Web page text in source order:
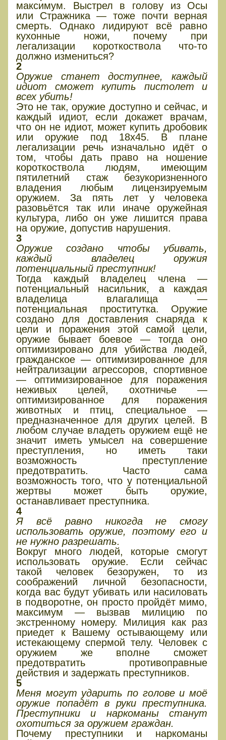
максимум. Выстрел в голову из Осы
или Стражника — тоже почти верная
смерть. Однако лидируют всё равно
кухонные ножи, почему при
легализации короткоствола что-то
должно измениться?
2
Оружие станет доступнее, каждый
идиот сможет купить пистолет и
всех убить!
Это не так, оружие доступно и сейчас, и
каждый идиот, если докажет врачам,
что он не идиот, может купить дробовик
или оружие под 18х45. В плане
легализации речь изначально идёт о
том, чтобы дать право на ношение
короткоствола людям, имеющим
пятилетний стаж безукоризненного
владения любым лицензируемым
оружием. За пять лет у человека
разовьётся так или иначе оружейная
культура, либо он уже лишится права
на оружие, допустив нарушения.
3
Оружие создано чтобы убивать,
каждый владелец оружия
потенциальный преступник!
Тогда каждый владелец члена —
потенциальный насильник, а каждая
владелица влагалища —
потенциальная проститутка. Оружие
создано для доставления снаряда к
цели и поражения этой самой цели,
оружие бывает боевое — тогда оно
оптимизировано для убийства людей,
гражданское — оптимизированное для
нейтрализации агрессоров, спортивное
— оптимизированное для поражения
неживых целей, охотничье —
оптимизированное для поражения
животных и птиц, специальное —
предназначенное для других целей. В
любом случае владеть оружием ещё не
значит иметь умысел на совершение
преступления, но иметь таки
возможность преступление
предотвратить. Часто сама
возможность того, что у потенциальной
жертвы может быть оружие,
останавливает преступника.
4
Я всё равно никогда не смогу
использовать оружие, поэтому его и
не нужно разрешать.
Вокруг много людей, которые смогут
использовать оружие. Если сейчас
такой человек безоружен, то из
соображений личной безопасности,
когда вас будут убивать или насиловать
в подворотне, он просто пройдёт мимо,
максимум — вызвав милицию по
экстренному номеру. Милиция как раз
приедет к Вашему остывающему или
истекающему спермой телу. Человек с
оружием же вполне сможет
предотвратить противоправные
действия и задержать преступников.
5
Меня могут ударить по голове и моё
оружие попадёт в руки преступника.
Преступники и наркоманы станут
охотиться за оружием граждан.
Почему преступники и наркоманы